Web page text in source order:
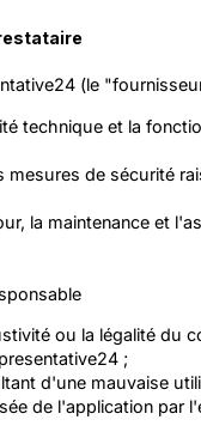
(le
technique et la
de sécurité
la maintenance et
ou la légalité du
;
d'une mauvaise
de l'application par